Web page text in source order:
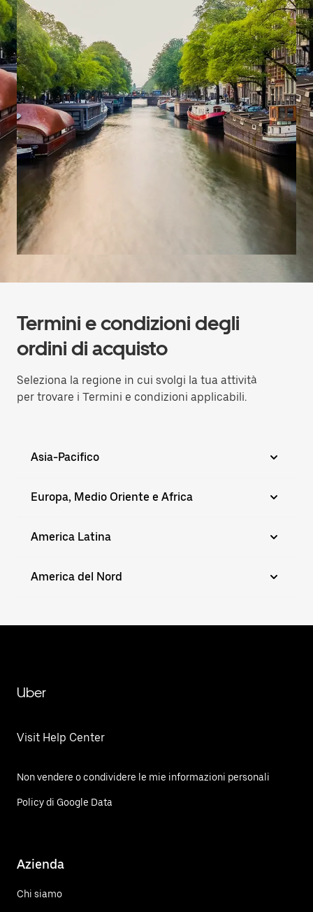
Termini e condizioni degli
ordini di acquisto
Seleziona la regione in cui svolgi la tua attività
per trovare i Termini e condizioni applicabili.
Asia-Pacifico
Europa, Medio Oriente e Africa
America Latina
America del Nord
Uber
Visit Help Center
Non vendere o condividere le mie informazioni personali
Policy di Google Data
Azienda
Chi siamo